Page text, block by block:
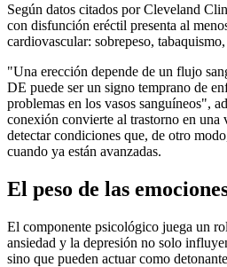
Según datos citados por Cleveland
con disfunción eréctil presenta al
cardiovascular: sobrepeso,
"Una erección depende de un flujo
DE puede ser un signo temprano de
problemas en los vasos sanguíneos",
conexión convierte al trastorno en una
detectar condiciones que, de otro
cuando ya están avanzadas.
El peso de las
El componente psicológico juega un
ansiedad y la depresión no solo
sino que pueden actuar como